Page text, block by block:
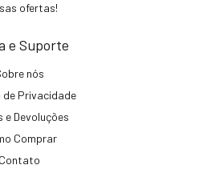
ofertas!
e Suporte
nós
Privacidade
e Devoluções
Comprar
Contato